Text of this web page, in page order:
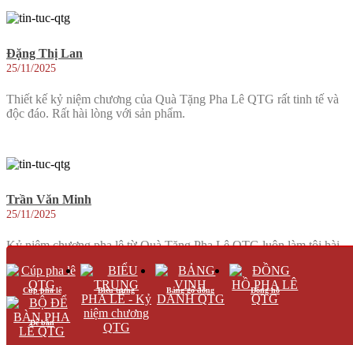
Đặng Thị Lan
25/11/2025
Thiết kế kỷ niệm chương của Quà Tặng Pha Lê QTG rất tinh tế và
độc đáo. Rất hài lòng với sản phẩm.
Trần Văn Minh
25/11/2025
Kỷ niệm chương pha lê từ Quà Tặng Pha Lê QTG luôn làm tôi hài
lòng. Sản phẩm chất lượng cao và dịch vụ chuyên nghiệp.
Cúp pha lê Biểu trưng Bảng gỗ đồng Đồng hồ
Để bàn